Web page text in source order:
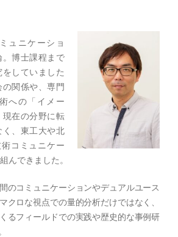
ュニケーショ
。博士課程まで
していました
関係や、専門
への「イメー
現在の分野に転
、東工大や北
コミュニケー
んできました。
のコミュニケーションやデュアルユース
クロな視点での量的分析だけではなく、
るフィールドでの実践や歴史的な事例研